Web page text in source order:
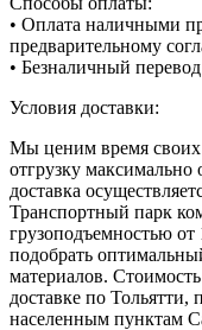
• Оплата наличными
предварительному
• Безналичный
Условия доставки:
Мы ценим время своих
отгрузку
доставка
Транспортный парк
грузоподъемностью от
подобрать
материалов.
доставке по
населенным пунктам